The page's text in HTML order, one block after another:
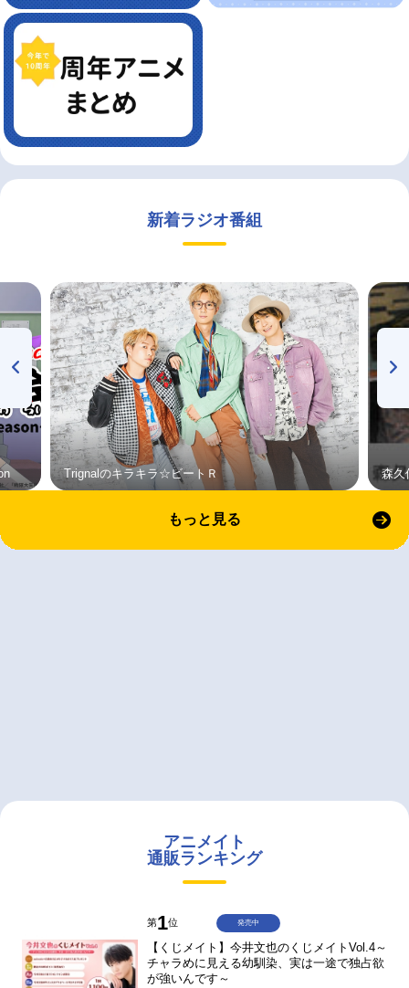
新着ラジオ番組
Trignalのキラキラ☆ビートＲ 森久
もっと見る
アニメイト
通販ランキング
第1位
【くじメイト】今井文也のくじメイトVol.4～
チャラめに見える幼馴染、実は一途で独占欲
が強いんです～
発売中